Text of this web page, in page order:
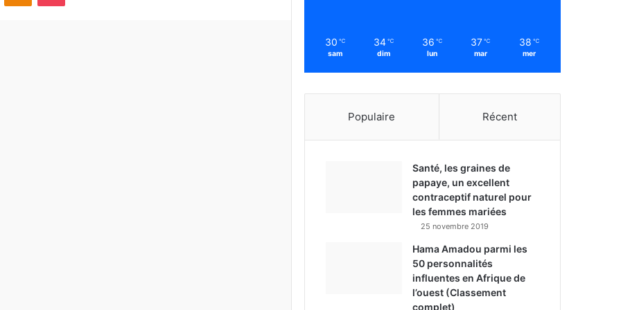
30 ℃
sam
34 ℃
dim
36 ℃
lun
37 ℃
mar
38 ℃
mer
Populaire Récent
Santé, les graines de
papaye, un excellent
contraceptif naturel pour
les femmes mariées
25 novembre 2019
Hama Amadou parmi les
50 personnalités
influentes en Afrique de
l’ouest (Classement
complet)